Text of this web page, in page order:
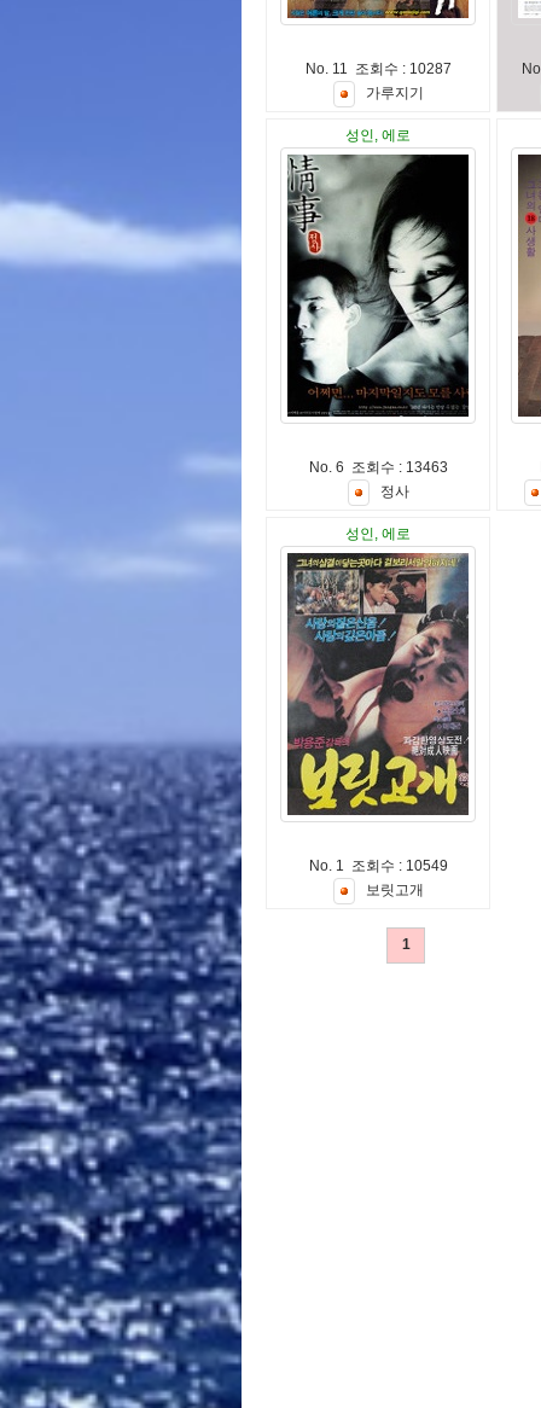
No. 11 조회수 : 10287
가루지 기
성인, 에로
No. 6 조회수 : 13463
정사
성인, 에로
No. 1 조회수 : 10549
보릿고개
1